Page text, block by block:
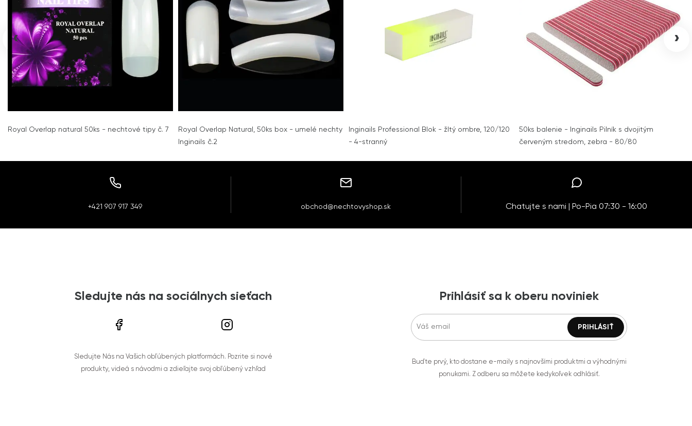
Royal Overlap natural 50ks - nechtové tipy č. 7
Royal Overlap Natural, 50ks box - umelé nechty
Inginails č.2
Inginails Professional Blok - žltý ombre, 120/120
- 4-stranný
50ks balenie - Inginails Pilník s dvojitým
červeným stredom, zebra - 80/80
‹ ›
+421 907 917 349 obchod@nechtovyshop.sk Chatujte s nami | Po-Pia 07:30 - 16:00
Sledujte nás na sociálnych sieťach
Sledujte Nás na Vašich obľúbených platformách. Pozrite si nové
produkty, videá s návodmi a zdieľajte svoj obľúbený vzhľad
Prihlásiť sa k oberu noviniek
Buďte prvý, kto dostane e-maily s najnovšími produktmi a výhodnými
ponukami. Z odberu sa môžete kedykoľvek odhlásiť.